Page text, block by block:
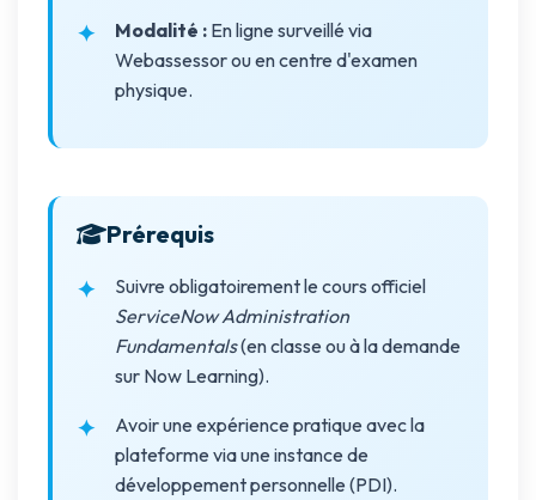
Modalité : En ligne surveillé via
Webassessor ou en centre d'examen
physique.
Prérequis
Suivre obligatoirement le cours officiel
ServiceNow Administration
Fundamentals(en classe ou à la demande
sur Now Learning).
Avoir une expérience pratique avec la
plateforme via une instance de
développement personnelle (PDI).